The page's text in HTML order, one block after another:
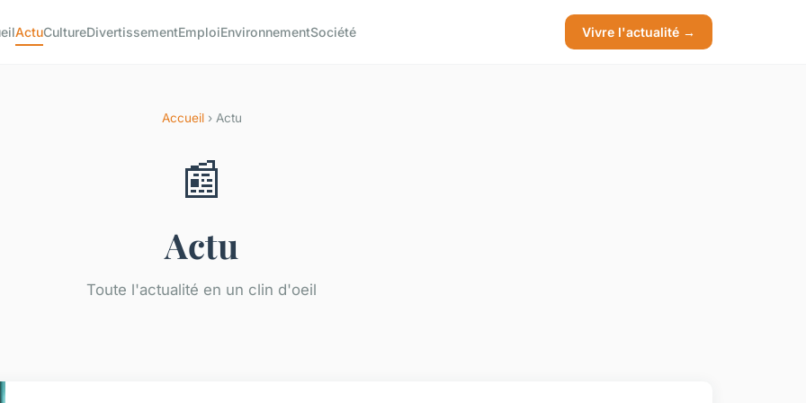
ActuCultureDivertissementEmploiEnvironnementSociété Vivre l'actualité →
Accueil› Actu
📰
Actu
Toute l'actualité en un clin d'oeil